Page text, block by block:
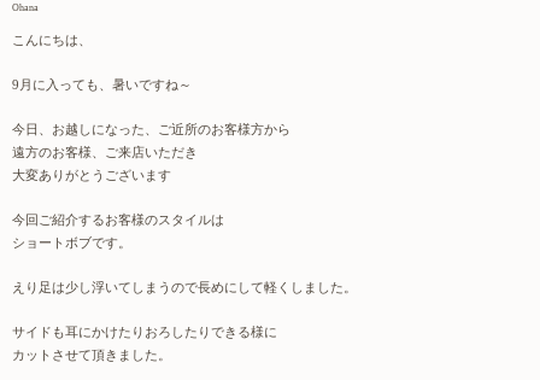
Ohana
こんにちは、
9月に入っても、暑いですね～
今日、お越しになった、ご近所のお客様方から
遠方のお客様、ご来店いただき
大変ありがとうございます
今回ご紹介するお客様のスタイルは
ショートボブです。
えり足は少し浮いてしまうので長めにして軽くしました。
サイドも耳にかけたりおろしたりできる様に
カットさせて頂きました。